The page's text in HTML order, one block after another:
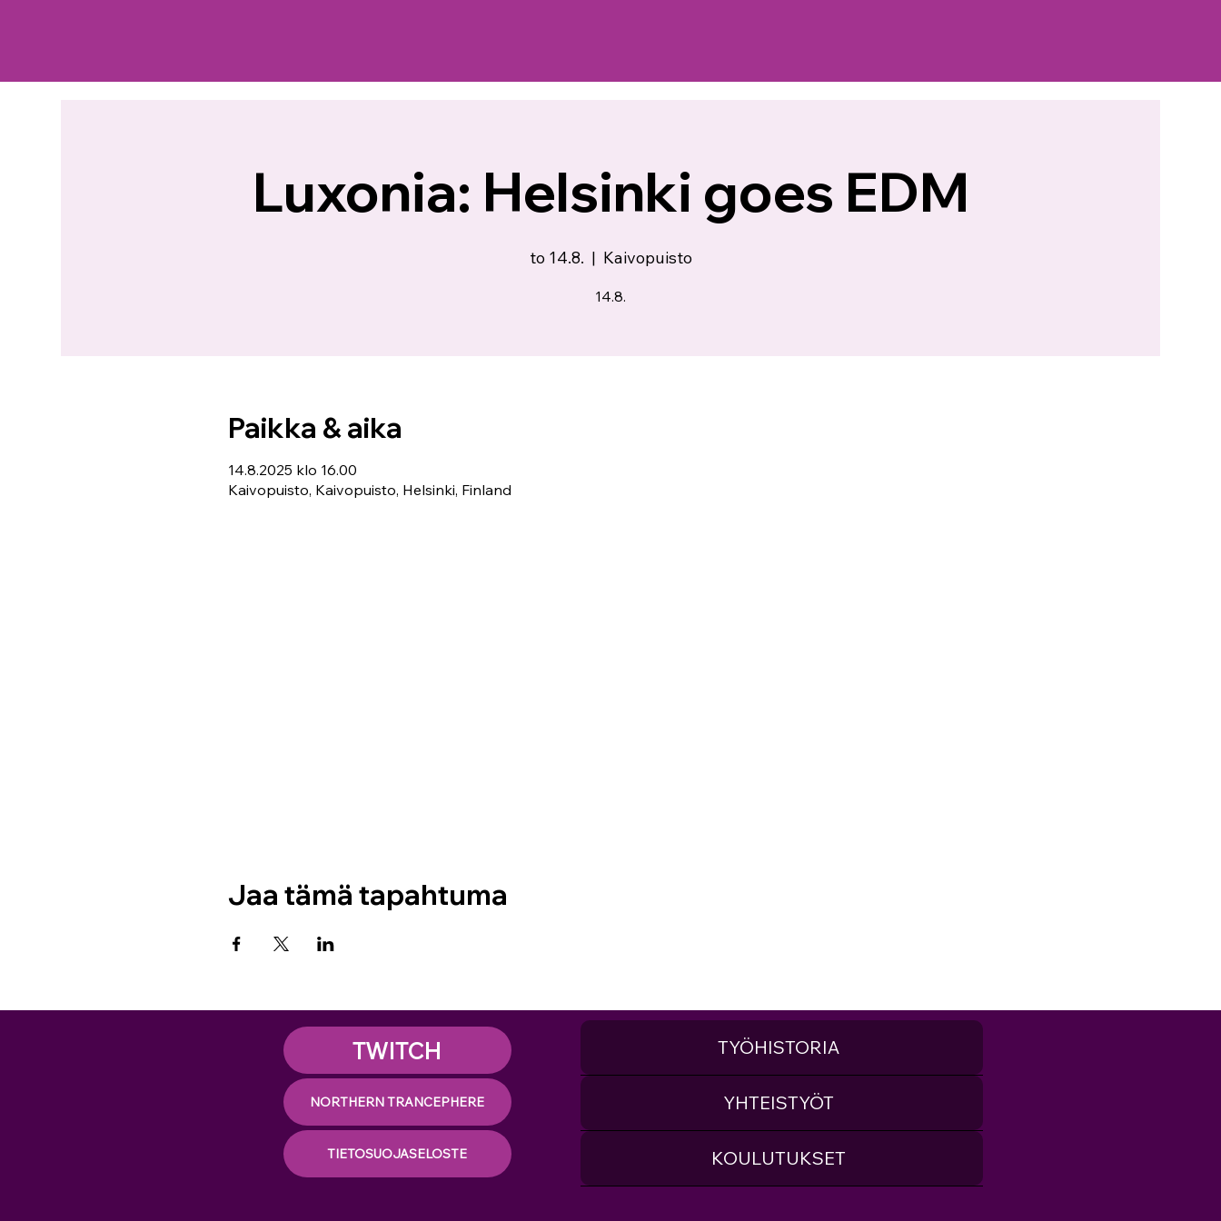
Luxonia: Helsinki goes EDM
to 14.8.
  |
Kaivopuisto
14.8.
Paikka & aika
14.8.2025 klo 16.00
Kaivopuisto, Kaivopuisto, Helsinki, Finland
Jaa tämä tapahtuma
TWITCH
NORTHERN TRANCEPHERE
TIETOSUOJASELOSTE
TYÖHISTORIA
YHTEISTYÖT
KOULUTUKSET